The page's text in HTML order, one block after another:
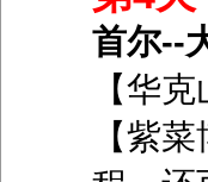
首尔--
【华
【紫